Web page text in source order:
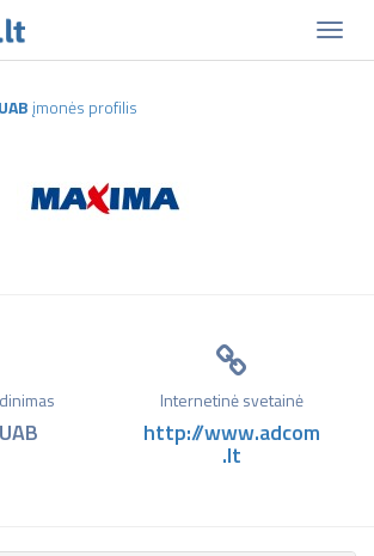
įmonės profilis
Internetinė svetainė
http://www.adcom
.lt